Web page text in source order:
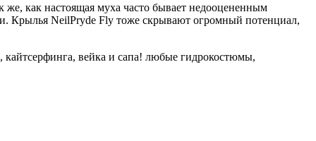
как настоящая муха часто бывает недооцененным
Крылья NeilPryde Fly тоже скрывают огромный потенциал,
кайтсерфинга, вейка и сапа! любые гидрокостюмы,